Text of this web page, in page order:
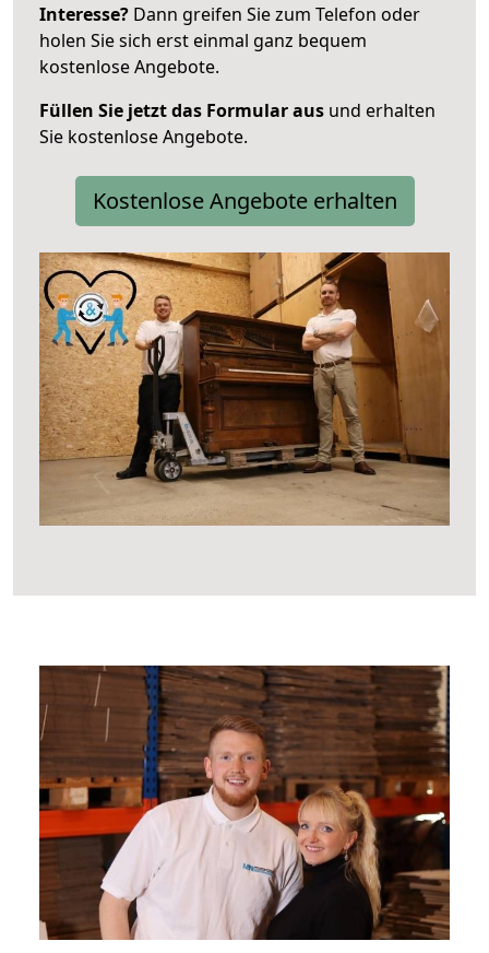
Interesse? Dann greifen Sie zum Telefon oder
holen Sie sich erst einmal ganz bequem
kostenlose Angebote.
Füllen Sie jetzt das Formular aus und erhalten
Sie kostenlose Angebote.
Kostenlose Angebote erhalten